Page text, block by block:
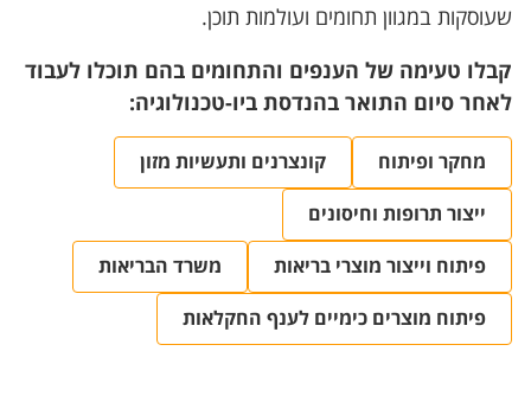
שעוסקות במגוון תחומים ועולמות תוכן.
קבלו טעימה של הענפים והתחומים בהם תוכלו לעבוד
לאחר סיום התואר בהנדסת ביו-טכנולוגיה:
מחקר ופיתוח קונצרנים ותעשיות מזון
ייצור תרופות וחיסונים
פיתוח וייצור מוצרי בריאות משרד הבריאות
פיתוח מוצרים כימיים לענף החקלאות